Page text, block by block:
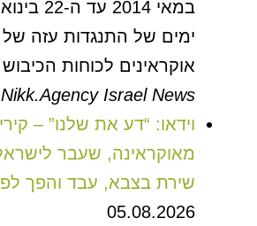
ימים של התנגדות עזה של
אוקראינים לכוחות
Israel News
וידאו: “דע את שלנו” –
שירת בצבא, עבד והפך
05.08.2026